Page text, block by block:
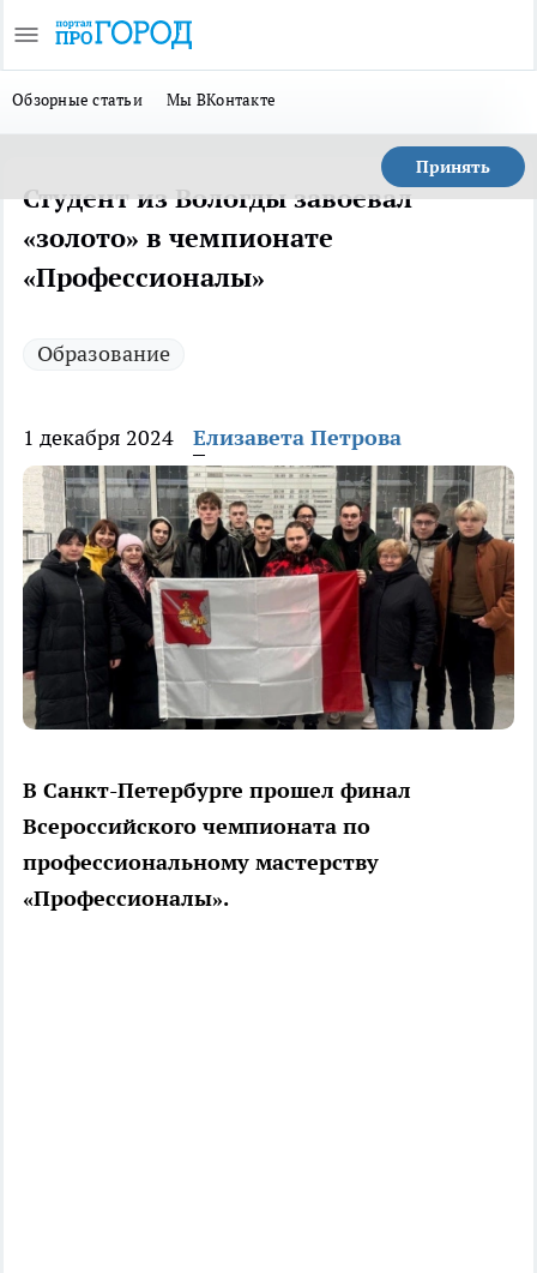
Обзорные статьи Мы ВКонтакте
Принять
Студент из Вологды завоевал
«золото» в чемпионате
«Профессионалы»
Образование
1 декабря 2024 Елизавета Петрова
В Санкт-Петербурге прошел финал
Всероссийского чемпионата по
профессиональному мастерству
«Профессионалы».